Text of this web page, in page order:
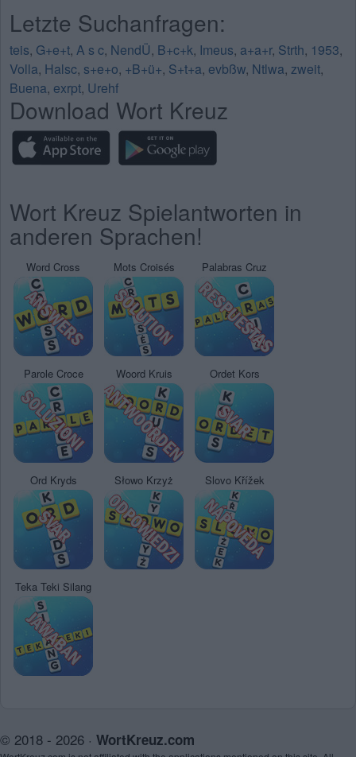
Letzte Suchanfragen:
teis, G+e+t, A s c, NendÜ, B+c+k, Imeus, a+a+r, Strth, 1953,
Volla, Halsc, s+e+o, +B+ü+, S+t+a, evbßw, Ntlwa, zweit,
Buena, exrpt, Urehf
Download Wort Kreuz
Wort Kreuz Spielantworten in
anderen Sprachen!
Word Cross Mots Croisés Palabras Cruz
Parole Croce Woord Kruis Ordet Kors
Ord Kryds Słowo Krzyż Slovo Křížek
Teka Teki Silang
© 2018 - 2026 · WortKreuz.com